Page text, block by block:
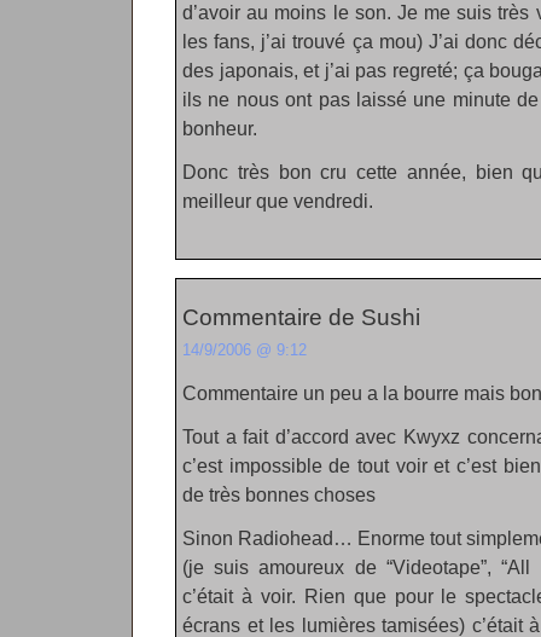
d’avoir au moins le son. Je me suis
les fans, j’ai trouvé ça mou) J’ai donc
des japonais, et j’ai pas regreté; ça
ils ne nous ont pas laissé une minute
bonheur.
Donc très bon cru cette année, bien
meilleur que vendredi.
Commentaire de Sushi
14/9/2006 @ 9:12
Commentaire un peu a la bourre mais
Tout a fait d’accord avec Kwyxz
c’est impossible de tout voir et c’est
de très bonnes choses
Sinon Radiohead… Enorme tout
(je suis amoureux de “Videotape”, “All
c’était à voir. Rien que pour le
écrans et les lumières tamisées) c’était